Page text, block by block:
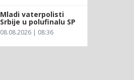
Mladi vaterpolisti
Srbije u polufinalu SP
08.08.2026 | 08:36